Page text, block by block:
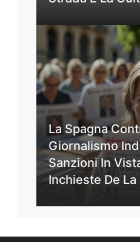
La Spagna
Giornalismo
Sanzioni In
Inchieste De La